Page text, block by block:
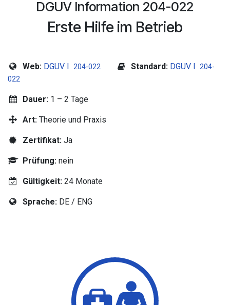
DGUV Information 204-022
Erste Hilfe im Betrieb
Web: DGUV I 204-022 Standard: DGUV I 204-
022
Dauer: 1 – 2 Tage
Art: Theorie und Praxis
Zertifikat: Ja
Prüfung: nein
Gültigkeit:24 Monate
Sprache:DE / ENG